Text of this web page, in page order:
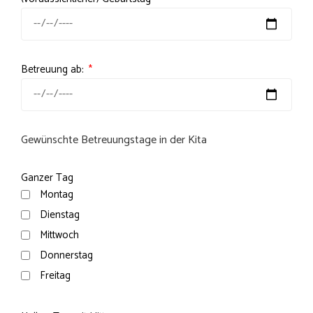
Betreuung ab:
Gewünschte Betreuungstage in der Kita
Ganzer Tag
Montag
Dienstag
Mittwoch
Donnerstag
Freitag